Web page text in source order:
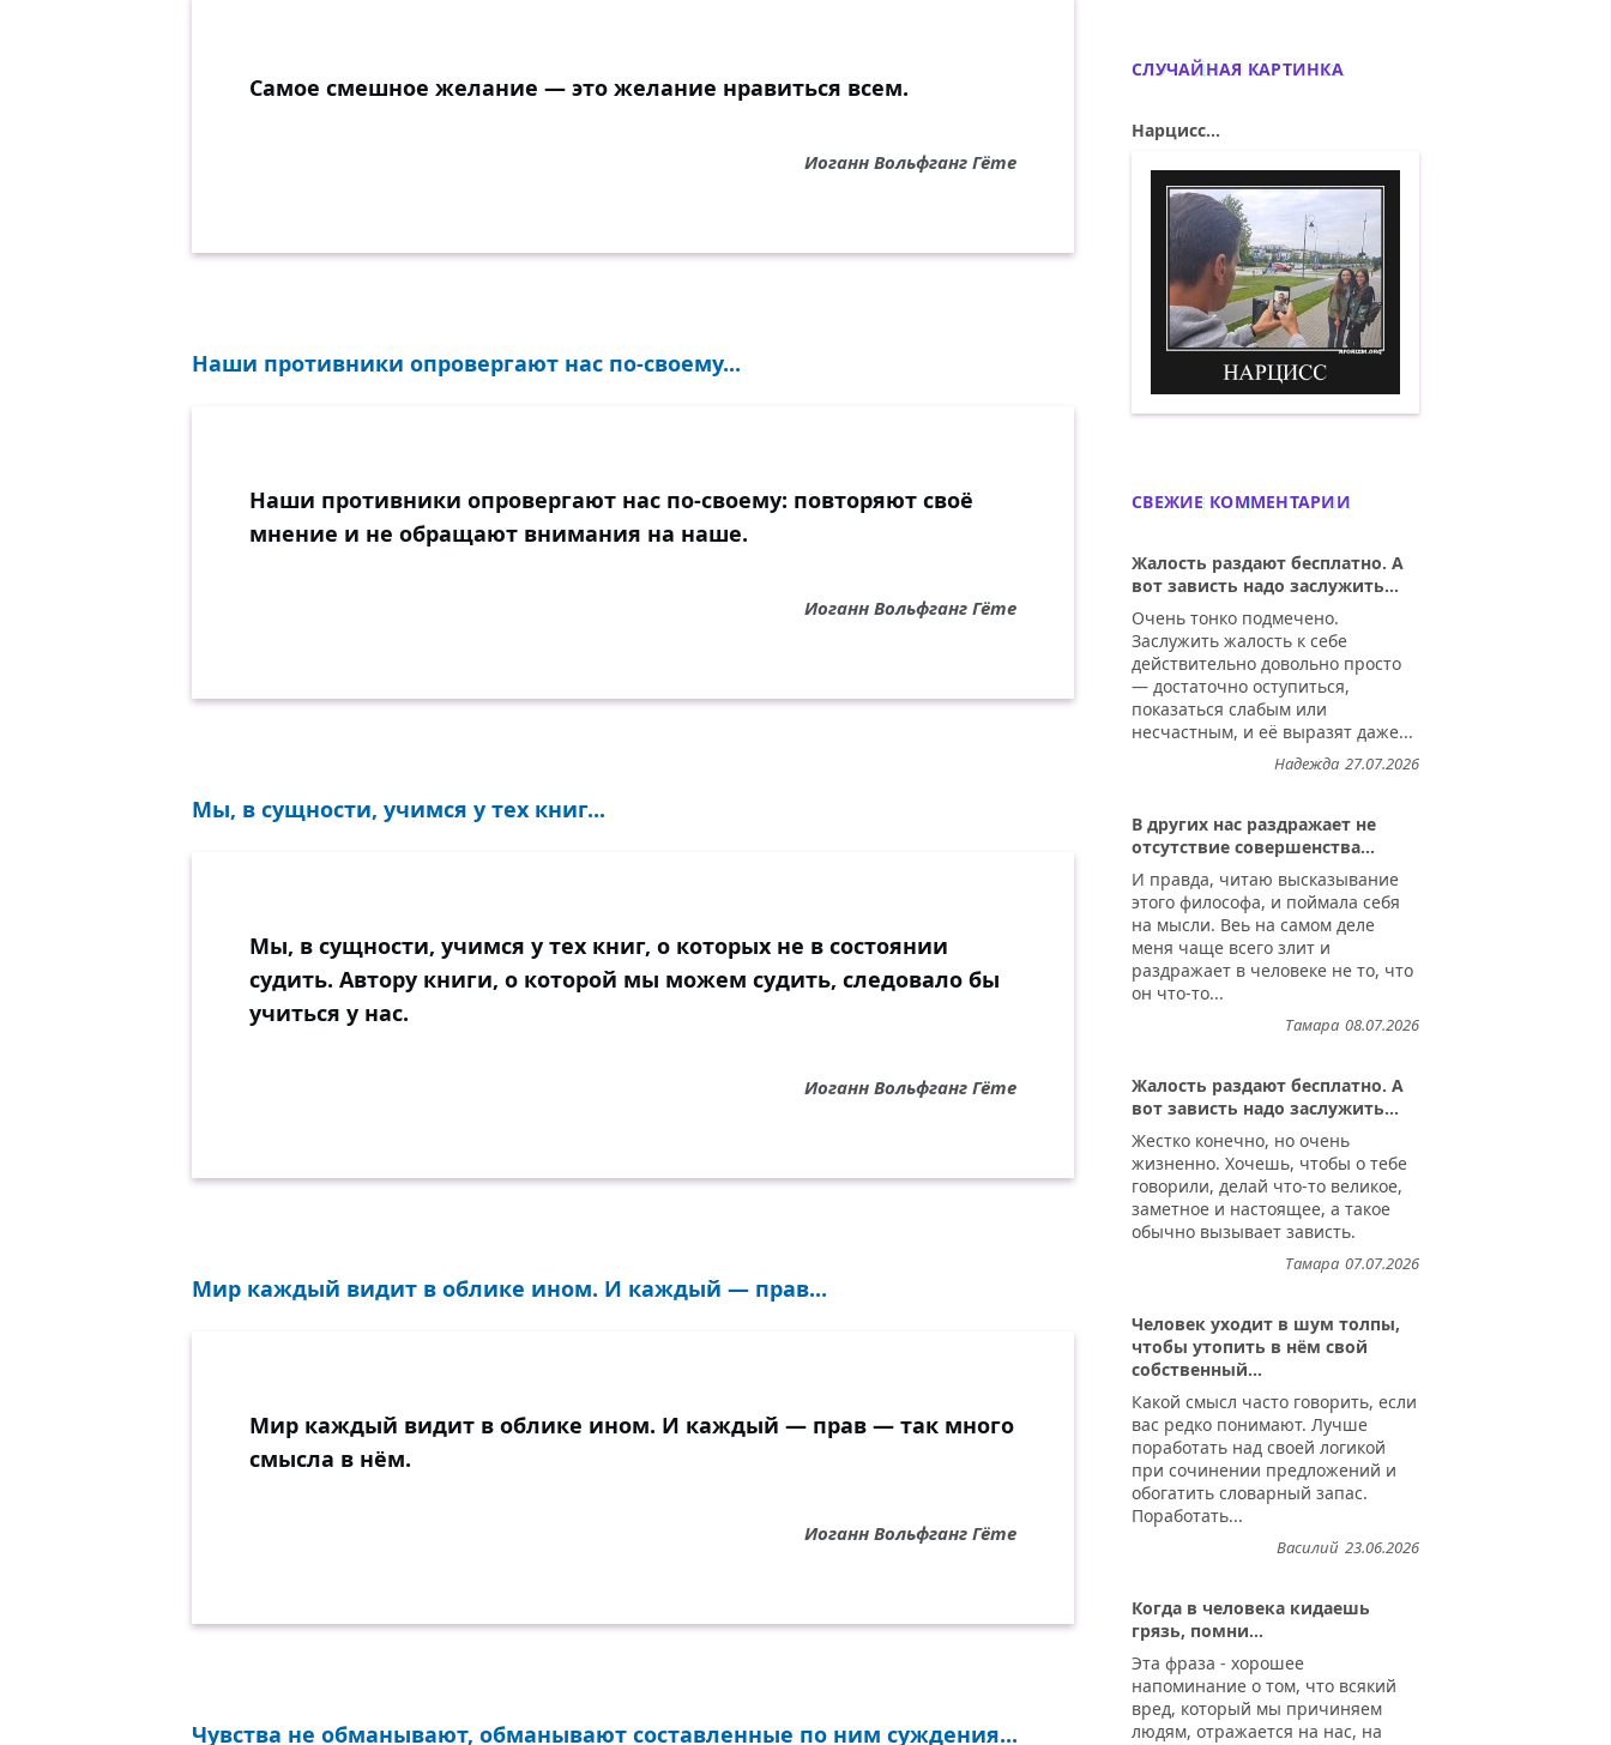
Самое смешное желание — это желание нравиться всем.
Иоганн Вольфганг Гёте
Наши противники опровергают нас по-своему...
Наши противники опровергают нас по-своему: повторяют своё
мнение и не обращают внимания на наше.
Иоганн Вольфганг Гёте
Мы, в сущности, учимся у тех книг...
Мы, в сущности, учимся у тех книг, о которых не в состоянии
судить. Автору книги, о которой мы можем судить, следовало бы
учиться у нас.
Иоганн Вольфганг Гёте
Мир каждый видит в облике ином. И каждый — прав...
Мир каждый видит в облике ином. И каждый — прав — так много
смысла в нём.
Иоганн Вольфганг Гёте
Чувства не обманывают, обманывают составленные по ним суждения...
СЛУЧАЙНАЯ КАРТИНКА
Нарцисс...
Нарцисс. Демотиватор
СВЕЖИЕ КОММЕНТАРИИ
Жалость раздают бесплатно. А
вот зависть надо заслужить...
Очень тонко подмечено.
Заслужить жалость к себе
действительно довольно просто
— достаточно оступиться,
показаться слабым или
несчастным, и её выразят даже...
27.07.2026
Надежда
В других нас раздражает не
отсутствие совершенства...
И правда, читаю высказывание
этого философа, и поймала себя
на мысли. Веь на самом деле
меня чаще всего злит и
раздражает в человеке не то, что
он что-то...
08.07.2026
Тамара
Жалость раздают бесплатно. А
вот зависть надо заслужить...
Жестко конечно, но очень
жизненно. Хочешь, чтобы о тебе
говорили, делай что-то великое,
заметное и настоящее, а такое
обычно вызывает зависть.
07.07.2026
Тамара
Человек уходит в шум толпы,
чтобы утопить в нём свой
собственный...
Какой смысл часто говорить, если
вас редко понимают. Лучше
поработать над своей логикой
при сочинении предложений и
обогатить словарный запас.
Поработать...
23.06.2026
Василий
Когда в человека кидаешь
грязь, помни...
Эта фраза - хорошее
напоминание о том, что всякий
вред, который мы причиняем
людям, отражается на нас, на